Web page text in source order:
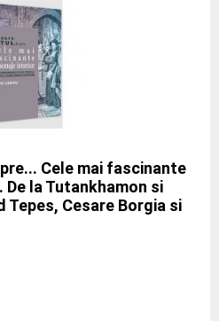
Cele mai fascinante
la Tutankhamon si
Tepes, Cesare Borgia si